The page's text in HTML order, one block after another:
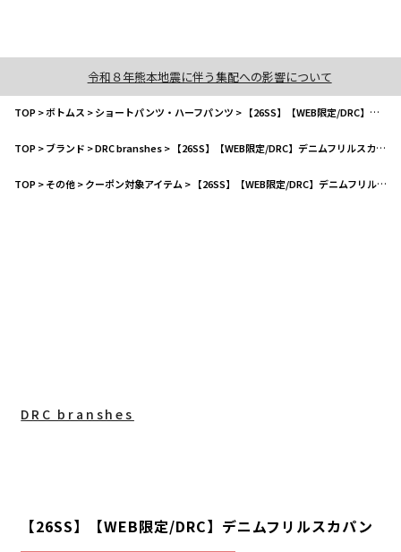
令和８年熊本地震に伴う集配への影響について
TOP>ボトムス >ショートパンツ・ハーフパンツ > 【26SS】【WEB限定/DRC】デニムフリルスカパン
TOP>ブランド >DRC branshes> 【26SS】【WEB限定/DRC】デニムフリルスカパン
TOP>その他>クーポン対象アイテム > 【26SS】【WEB限定/DRC】デニムフリルスカパン
DRC branshes
【26SS】【WEB限定/DRC】デニムフリルスカパン